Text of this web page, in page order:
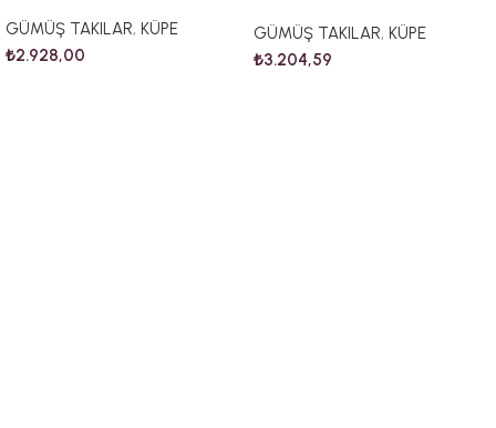
GÜMÜŞ TAKILAR, KÜPE
₺2.928,00
GÜMÜŞ TAKILAR, KÜPE
₺3.204,59